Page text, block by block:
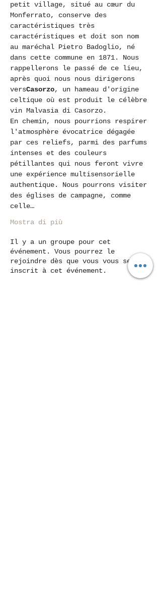
petit village, situé au cœur du
Monferrato, conserve des
caractéristiques très
caractéristiques et doit son nom
au maréchal Pietro Badoglio, né
dans cette commune en 1871. Nous
rappellerons le passé de ce lieu,
après quoi nous nous dirigerons
versCasorzo, un hameau d'origine
celtique où est produit le célèbre
vin Malvasia di Casorzo.
En chemin, nous pourrions respirer
l'atmosphère évocatrice dégagée
par ces reliefs, parmi des parfums
intenses et des couleurs
pétillantes qui nous feront vivre
une expérience multisensorielle
authentique. Nous pourrons visiter
des églises de campagne, comme
celle…
Mostra di più
Il y a un groupe pour cet
événement. Vous pourrez le
rejoindre dès que vous vous serez
inscrit à cet événement.